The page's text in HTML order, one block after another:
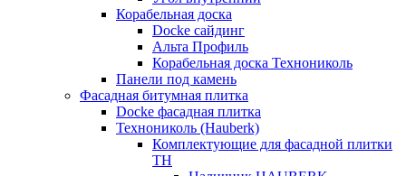
Корабельная доска
Docke сайдинг
Альта Профиль
Корабельная доска Технониколь
Панели под камень
Фасадная битумная плитка
Docke фасадная плитка
Технониколь (Hauberk)
Комплектующие для фасадной плитки
ТН